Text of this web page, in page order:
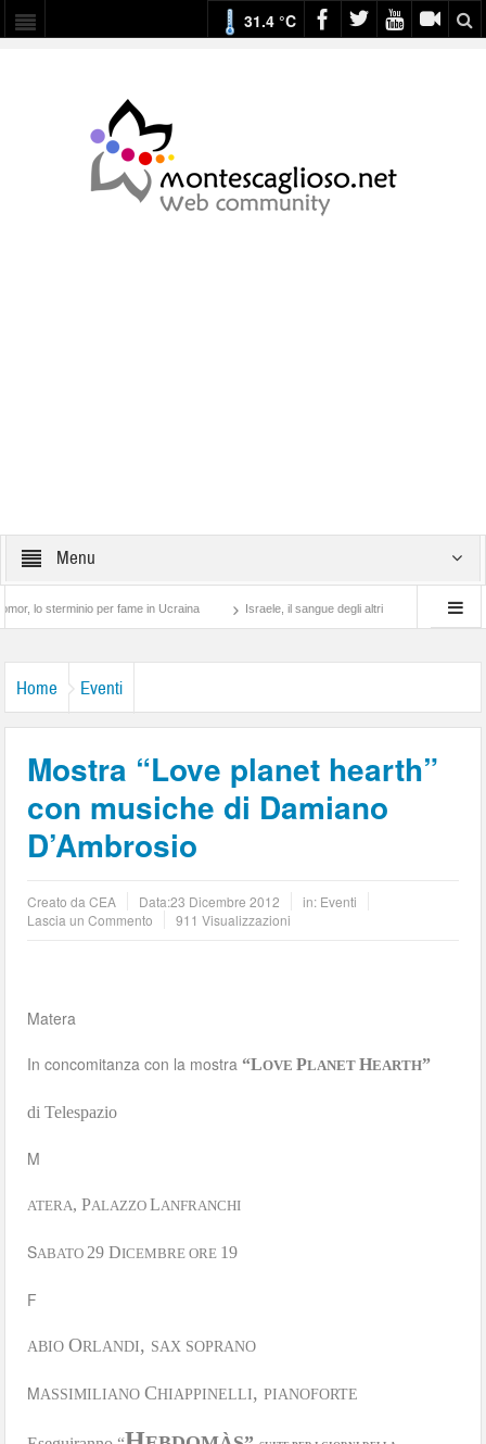
31.4 °C
Menu
per fame in Ucraina Israele, il sangue degli altri Lotta di classe…
Home Eventi
Mostra “Love planet hearth”
con musiche di Damiano
D’Ambrosio
Creato daCEA Data:23 Dicembre 2012 in: Eventi
Lascia un Commento
911 Visualizzazioni
Matera
In concomitanza con la mostra “LOVEPLANETHEARTH”
di Telespazio
M
ATERA, PALAZZOLANFRANCHI
SABATO29 DICEMBRE ORE 19
F
ABIOORLANDI, SAX SOPRANO
MASSIMILIANOCHIAPPINELLI,PIANOFORTE